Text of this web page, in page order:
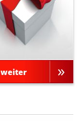
weiter